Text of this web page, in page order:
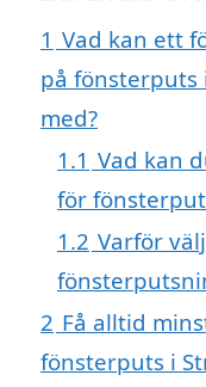
1 Vad kan ett
på fönsterputs
med?
1.1 Vad kan
för
1.2 Varför
2 Få alltid
fönsterputs i